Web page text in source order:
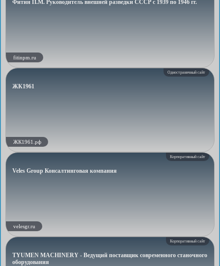
Фитин П.М. Руководитель внешней разведки СССР с 1939 по 1946 гг.
fitinpm.ru
Одностраничный сайт
ЖК1961
ЖК1961.рф
Корпоративный сайт
Veles Group Консалтинговая компания
velesgr.ru
Корпоративный сайт
TYUMEN MACHINERY - Ведущий поставщик современного станочного
оборудования